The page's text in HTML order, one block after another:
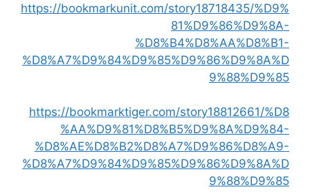
https://bookmarkunit.com/story18718435/%D9%
81%D9%86%D9%8A-
%D8%B4%D8%AA%D8%B1-
%D8%A7%D9%84%D9%85%D9%86%D9%8A%D
9%88%D9%85
https://bookmarktiger.com/story18812661/%D8
%AA%D9%81%D8%B5%D9%8A%D9%84-
%D8%AE%D8%B2%D8%A7%D9%86%D8%A9-
%D8%A7%D9%84%D9%85%D9%86%D9%8A%D
9%88%D9%85